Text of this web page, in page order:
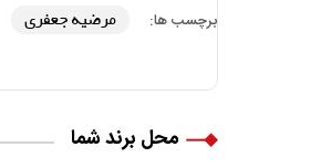
برچسب ها: مرضیه جعفری
محل برند شما